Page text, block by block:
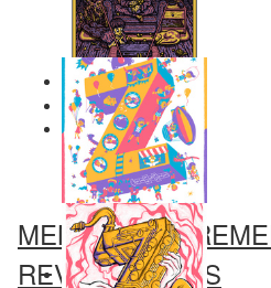
2
MENCIONES,
REVELACIONES